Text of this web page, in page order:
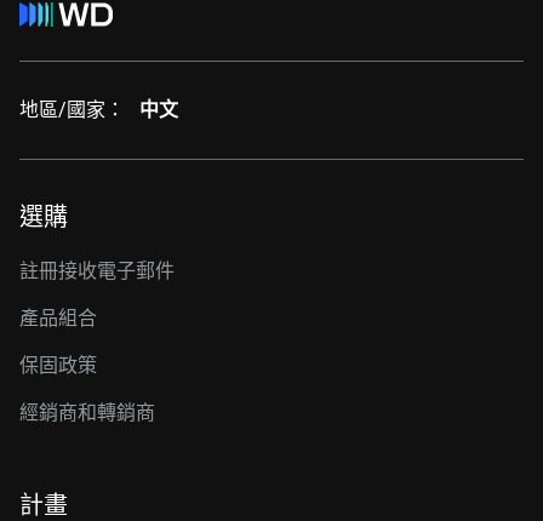
地區/國家： 中文
選購
註冊接收電子郵件
產品組合
保固政策
經銷商和轉銷商
計畫